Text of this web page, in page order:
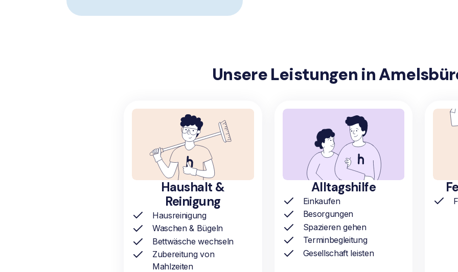
Unsere Leistungen in
Haushalt &
Reinigung
Hausreinigung
Waschen & Bügeln
Bettwäsche wechseln
Zubereitung von
Mahlzeiten
Alltagshilfe
Einkaufen
Besorgungen
Spazieren gehen
Terminbegleitung
Gesellschaft leisten